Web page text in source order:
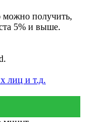
можно получить,
5% и выше.